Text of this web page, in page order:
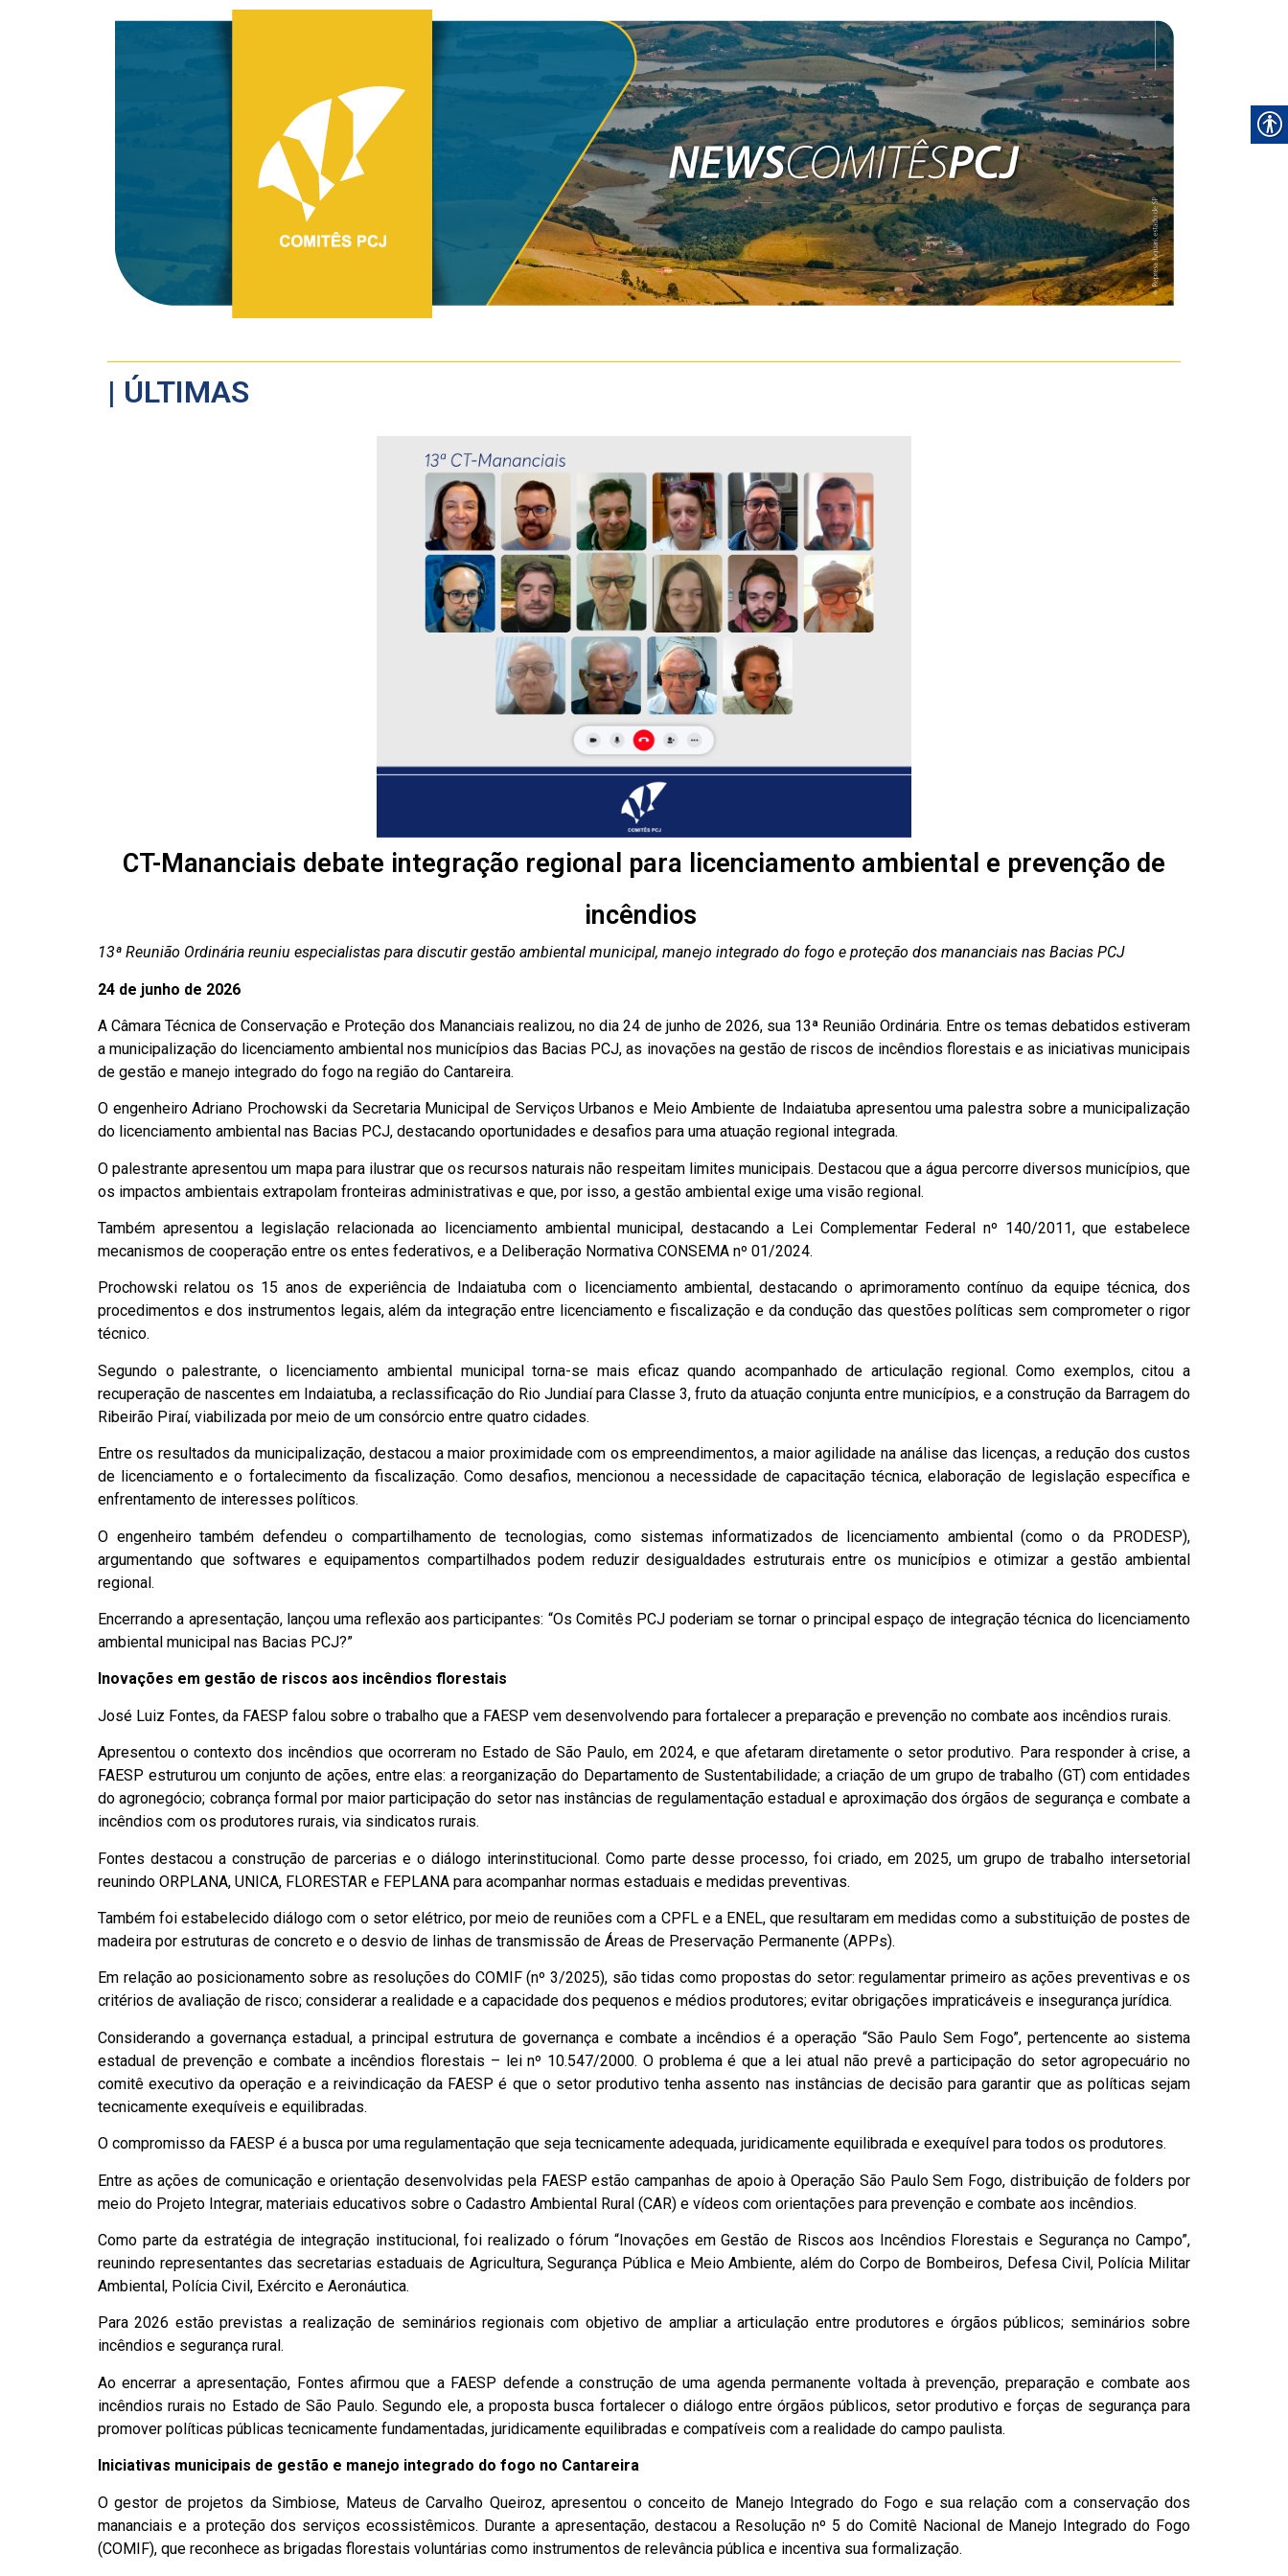
| ÚLTIMAS
CT-Mananciais debate integração regional para licenciamento ambiental e prevenção de
incêndios
13ª Reunião Ordinária reuniu especialistas para discutir gestão ambiental municipal, manejo integrado do fogo e proteção dos mananciais nas Bacias PCJ
24 de junho de 2026
A Câmara Técnica de Conservação e Proteção dos Mananciais realizou, no dia 24 de junho de 2026, sua 13ª Reunião Ordinária. Entre os temas debatidos estiveram
a municipalização do licenciamento ambiental nos municípios das Bacias PCJ, as inovações na gestão de riscos de incêndios florestais e as iniciativas municipais
de gestão e manejo integrado do fogo na região do Cantareira.
O engenheiro Adriano Prochowski da Secretaria Municipal de Serviços Urbanos e Meio Ambiente de Indaiatuba apresentou uma palestra sobre a municipalização
do licenciamento ambiental nas Bacias PCJ, destacando oportunidades e desafios para uma atuação regional integrada.
O palestrante apresentou um mapa para ilustrar que os recursos naturais não respeitam limites municipais. Destacou que a água percorre diversos municípios, que
os impactos ambientais extrapolam fronteiras administrativas e que, por isso, a gestão ambiental exige uma visão regional.
Também apresentou a legislação relacionada ao licenciamento ambiental municipal, destacando a Lei Complementar Federal nº 140/2011, que estabelece
mecanismos de cooperação entre os entes federativos, e a Deliberação Normativa CONSEMA nº 01/2024.
Prochowski relatou os 15 anos de experiência de Indaiatuba com o licenciamento ambiental, destacando o aprimoramento contínuo da equipe técnica, dos
procedimentos e dos instrumentos legais, além da integração entre licenciamento e fiscalização e da condução das questões políticas sem comprometer o rigor
técnico.
Segundo o palestrante, o licenciamento ambiental municipal torna-se mais eficaz quando acompanhado de articulação regional. Como exemplos, citou a
recuperação de nascentes em Indaiatuba, a reclassificação do Rio Jundiaí para Classe 3, fruto da atuação conjunta entre municípios, e a construção da Barragem do
Ribeirão Piraí, viabilizada por meio de um consórcio entre quatro cidades.
Entre os resultados da municipalização, destacou a maior proximidade com os empreendimentos, a maior agilidade na análise das licenças, a redução dos custos
de licenciamento e o fortalecimento da fiscalização. Como desafios, mencionou a necessidade de capacitação técnica, elaboração de legislação específica e
enfrentamento de interesses políticos.
O engenheiro também defendeu o compartilhamento de tecnologias, como sistemas informatizados de licenciamento ambiental (como o da PRODESP),
argumentando que softwares e equipamentos compartilhados podem reduzir desigualdades estruturais entre os municípios e otimizar a gestão ambiental
regional.
Encerrando a apresentação, lançou uma reflexão aos participantes: “Os Comitês PCJ poderiam se tornar o principal espaço de integração técnica do licenciamento
ambiental municipal nas Bacias PCJ?”
Inovações em gestão de riscos aos incêndios florestais
José Luiz Fontes, da FAESP falou sobre o trabalho que a FAESP vem desenvolvendo para fortalecer a preparação e prevenção no combate aos incêndios rurais.
Apresentou o contexto dos incêndios que ocorreram no Estado de São Paulo, em 2024, e que afetaram diretamente o setor produtivo. Para responder à crise, a
FAESP estruturou um conjunto de ações, entre elas: a reorganização do Departamento de Sustentabilidade; a criação de um grupo de trabalho (GT) com entidades
do agronegócio; cobrança formal por maior participação do setor nas instâncias de regulamentação estadual e aproximação dos órgãos de segurança e combate a
incêndios com os produtores rurais, via sindicatos rurais.
Fontes destacou a construção de parcerias e o diálogo interinstitucional. Como parte desse processo, foi criado, em 2025, um grupo de trabalho intersetorial
reunindo ORPLANA, UNICA, FLORESTAR e FEPLANA para acompanhar normas estaduais e medidas preventivas.
Também foi estabelecido diálogo com o setor elétrico, por meio de reuniões com a CPFL e a ENEL, que resultaram em medidas como a substituição de postes de
madeira por estruturas de concreto e o desvio de linhas de transmissão de Áreas de Preservação Permanente (APPs).
Em relação ao posicionamento sobre as resoluções do COMIF (nº 3/2025), são tidas como propostas do setor: regulamentar primeiro as ações preventivas e os
critérios de avaliação de risco; considerar a realidade e a capacidade dos pequenos e médios produtores; evitar obrigações impraticáveis e insegurança jurídica.
Considerando a governança estadual, a principal estrutura de governança e combate a incêndios é a operação “São Paulo Sem Fogo”, pertencente ao sistema
estadual de prevenção e combate a incêndios florestais – lei nº 10.547/2000. O problema é que a lei atual não prevê a participação do setor agropecuário no
comitê executivo da operação e a reivindicação da FAESP é que o setor produtivo tenha assento nas instâncias de decisão para garantir que as políticas sejam
tecnicamente exequíveis e equilibradas.
O compromisso da FAESP é a busca por uma regulamentação que seja tecnicamente adequada, juridicamente equilibrada e exequível para todos os produtores.
Entre as ações de comunicação e orientação desenvolvidas pela FAESP estão campanhas de apoio à Operação São Paulo Sem Fogo, distribuição de folders por
meio do Projeto Integrar, materiais educativos sobre o Cadastro Ambiental Rural (CAR) e vídeos com orientações para prevenção e combate aos incêndios.
Como parte da estratégia de integração institucional, foi realizado o fórum “Inovações em Gestão de Riscos aos Incêndios Florestais e Segurança no Campo”,
reunindo representantes das secretarias estaduais de Agricultura, Segurança Pública e Meio Ambiente, além do Corpo de Bombeiros, Defesa Civil, Polícia Militar
Ambiental, Polícia Civil, Exército e Aeronáutica.
Para 2026 estão previstas a realização de seminários regionais com objetivo de ampliar a articulação entre produtores e órgãos públicos; seminários sobre
incêndios e segurança rural.
Ao encerrar a apresentação, Fontes afirmou que a FAESP defende a construção de uma agenda permanente voltada à prevenção, preparação e combate aos
incêndios rurais no Estado de São Paulo. Segundo ele, a proposta busca fortalecer o diálogo entre órgãos públicos, setor produtivo e forças de segurança para
promover políticas públicas tecnicamente fundamentadas, juridicamente equilibradas e compatíveis com a realidade do campo paulista.
Iniciativas municipais de gestão e manejo integrado do fogo no Cantareira
O gestor de projetos da Simbiose, Mateus de Carvalho Queiroz, apresentou o conceito de Manejo Integrado do Fogo e sua relação com a conservação dos
mananciais e a proteção dos serviços ecossistêmicos. Durante a apresentação, destacou a Resolução nº 5 do Comitê Nacional de Manejo Integrado do Fogo
(COMIF), que reconhece as brigadas florestais voluntárias como instrumentos de relevância pública e incentiva sua formalização.